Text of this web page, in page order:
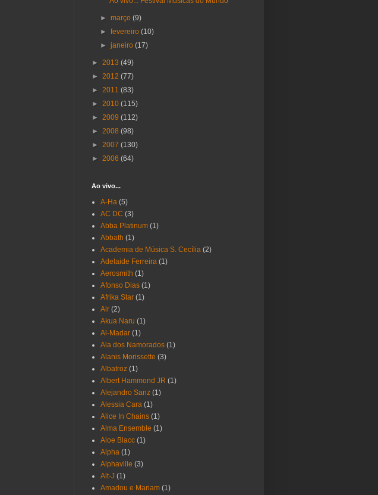
►março(9)
►fevereiro(10)
►janeiro(17)
► 2013 (49)
► 2012 (77)
► 2011 (83)
► 2010 (115)
► 2009 (112)
► 2008 (98)
► 2007 (130)
► 2006 (64)
Ao vivo...
A-Ha (5)
AC DC (3)
Abba Platinum (1)
Abbath (1)
Academia de Música S. Cecília (2)
Adelaide Ferreira (1)
Aerosmith (1)
Afonso Dias (1)
Afrika Star (1)
Air (2)
Akua Naru (1)
Al-Madar (1)
Ala dos Namorados (1)
Alanis Morissette (3)
Albatroz (1)
Albert Hammond JR (1)
Alejandro Sanz (1)
Alessia Cara (1)
Alice In Chains (1)
Alma Ensemble (1)
Aloe Blacc (1)
Alpha (1)
Alphaville (3)
Alt-J (1)
Amadou e Mariam (1)